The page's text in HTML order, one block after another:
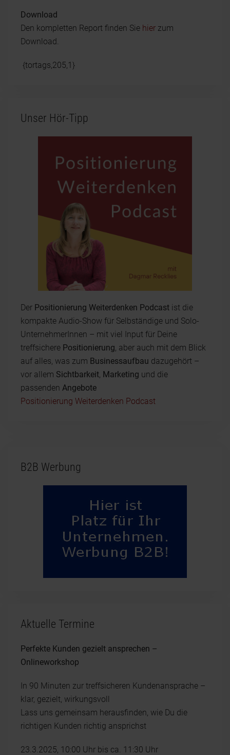
Download
Den kompletten Report finden Sie hier zum
Download.
{tortags,205,1}
Unser Hör-Tipp
Der Positionierung Weiterdenken Podcast ist die
kompakte Audio-Show für Selbständige und Solo-
UnternehmerInnen – mit viel Input für Deine
treffsichere Positionierung , aber auch mit dem Blick
auf alles, was zum Businessaufbau dazugehört –
vor allem Sichtbarkeit Marketing und die
passenden Angebote
Positionierung Weiterdenken Podcast
B2B Werbung
Aktuelle Termine
Perfekte Kunden gezielt ansprechen –
Onlineworkshop
In 90 Minuten zur treffsicheren Kundenansprache –
klar, gezielt, wirkungsvoll
Lass uns gemeinsam herausfinden, wie Du die
richtigen Kunden richtig ansprichst
23.3.2025, 10:00 Uhr bis ca. 11:30 Uhr